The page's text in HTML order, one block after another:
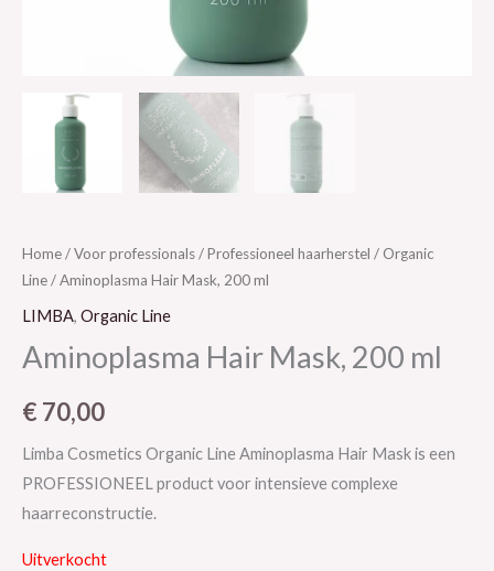
Home/Voor professionals/Professioneel haarherstel / Organic
Line/ Aminoplasma Hair Mask, 200 ml
LIMBA, Organic Line
Aminoplasma Hair Mask, 200 ml
€ 70,00
Limba Cosmetics Organic Line Aminoplasma Hair Mask is een
PROFESSIONEEL product voor intensieve complexe
haarreconstructie.
Uitverkocht